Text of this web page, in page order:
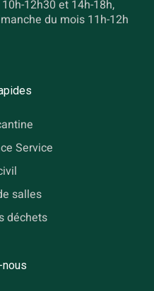
12h30 et 14h-18h,
du mois 11h-12h
Service
salles
déchets